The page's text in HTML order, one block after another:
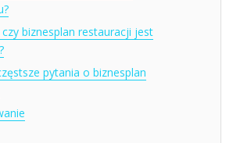
czy biznesplan restauracji jest
pytania o biznesplan